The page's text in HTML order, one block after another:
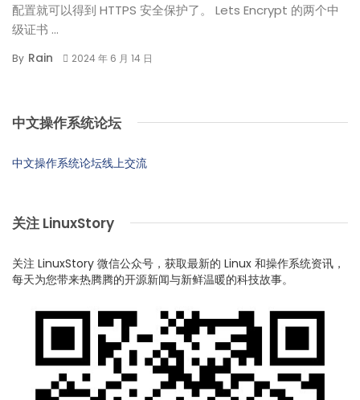
配置就可以得到 HTTPS 安全保护了。 Lets Encrypt 的两个中
级证书 ...
By Rain 2024 年 6 月 14 日
中文操作系统论坛
中文操作系统论坛线上交流
关注 LinuxStory
关注 LinuxStory 微信公众号，获取最新的 Linux 和操作系统资讯，
每天为您带来热腾腾的开源新闻与新鲜温暖的科技故事。